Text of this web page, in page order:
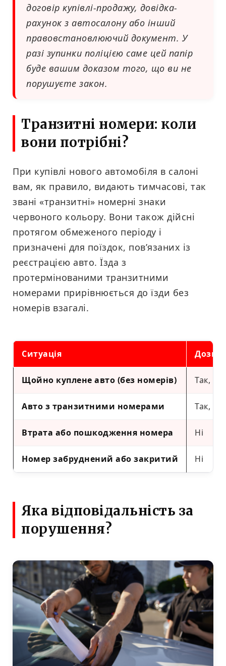
договір купівлі-продажу, довідка-
рахунок з автосалону або інший
правовстановлюючий документ. У
разі зупинки поліцією саме цей папір
буде вашим доказом того, що ви не
порушуєте закон.
Транзитні номери: коли
вони потрібні?
При купівлі нового автомобіля в салоні
вам, як правило, видають тимчасові, так
звані «транзитні» номерні знаки
червоного кольору. Вони також дійсні
протягом обмеженого періоду і
призначені для поїздок, пов’язаних із
реєстрацією авто. Їзда з
протермінованими транзитними
номерами прирівнюється до їзди без
номерів взагалі.
Ситуація
Щойно куплене авто (без номерів) Так,
Авто з транзитними номерами Так, на
Втрата або пошкодження номера Ні
Номер забруднений або закритий Ні
Яка відповідальність за
порушення?